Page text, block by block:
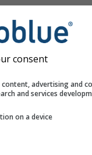
consent
advertising and
and services
on a device